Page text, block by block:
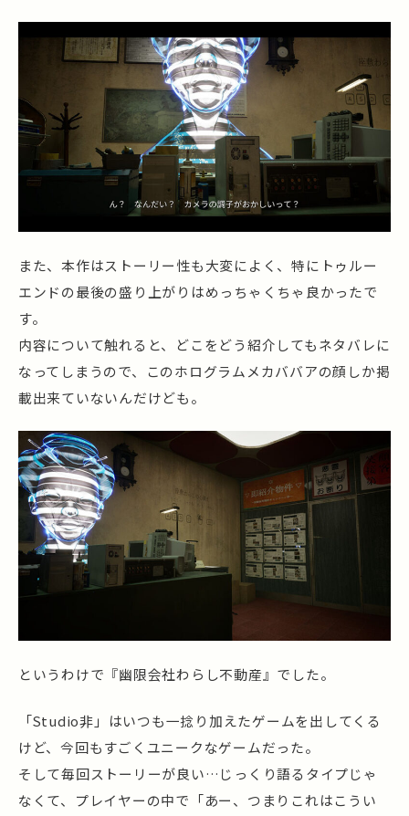
また、本作はストーリー性も大変によく、特にトゥルー
エンドの最後の盛り上がりはめっちゃくちゃ良かったで
す。
内容について触れると、どこをどう紹介してもネタバレに
なってしまうので、このホログラムメカババアの顔しか掲
載出来ていないんだけども。
というわけで『幽限会社わらし不動産』でした。
「Studio非」はいつも一捻り加えたゲームを出してくる
けど、今回もすごくユニークなゲームだった。
そして毎回ストーリーが良い…じっくり語るタイプじゃ
なくて、プレイヤーの中で「あー、つまりこれはこうい